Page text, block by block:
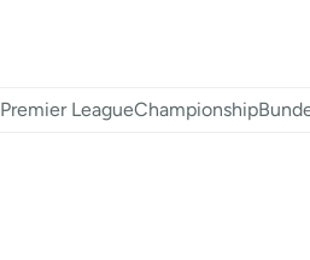
Premier LeagueChampionship